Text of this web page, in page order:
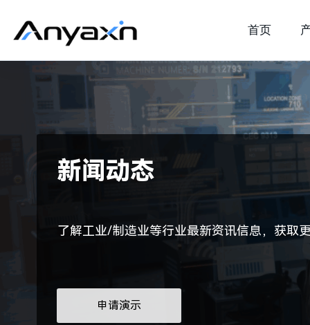
新闻动态
了解工业/制造业等行业最新资讯信息，获取
申请演示
首页